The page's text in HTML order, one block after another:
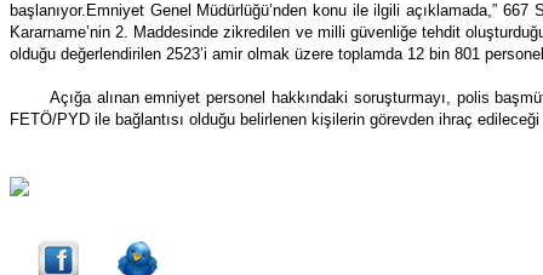
başlanıyor.Emniyet Genel Müdürlüğü’nden konu ile ilgili açıklamada,”
Kararname’nin 2. Maddesinde zikredilen ve milli güvenliğe tehdit
olduğu değerlendirilen 2523’i amir olmak üzere toplamda 12 bin 801
Açığa alınan emniyet personel hakkındaki soruşturmayı, polis
FETÖ/PYD ile bağlantısı olduğu belirlenen kişilerin görevden ihraç